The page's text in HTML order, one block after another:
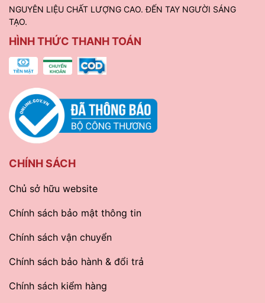
NGUYÊN LIỆU CHẤT LƯỢNG CAO. ĐẾN TAY NGƯỜI SÁNG
TẠO.
HÌNH THỨC THANH TOÁN
CHÍNH SÁCH
Chủ sở hữu website
Chính sách bảo mật thông tin
Chính sách vận chuyển
Chính sách bảo hành & đổi trả
Chính sách kiểm hàng